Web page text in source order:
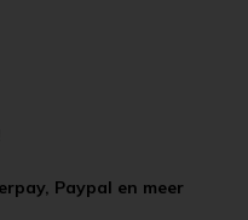
Paypal en meer